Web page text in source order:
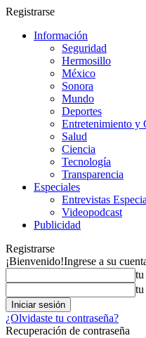
Registrarse
Información
Seguridad
Hermosillo
México
Sonora
Mundo
Deportes
Entretenimiento y
Salud
Ciencia
Tecnología
Transparencia
Especiales
Entrevistas
Videopodcast
Publicidad
Registrarse
¡Bienvenido!Ingrese a su
tu
tu
¿Olvidaste tu contraseña?
Recuperación de contraseña